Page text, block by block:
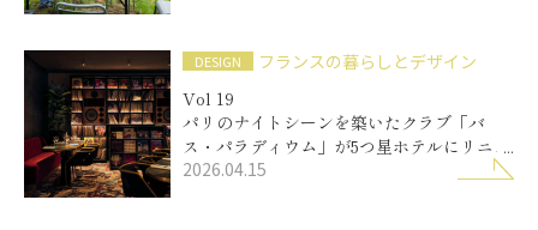
DESIGN
フランスの暮らしとデザイン
Vol 19
パリのナイトシーンを築いたクラブ「バ
ス・パラディウム」が5つ星ホテルにリニュ
ーアル。
2026.04.15